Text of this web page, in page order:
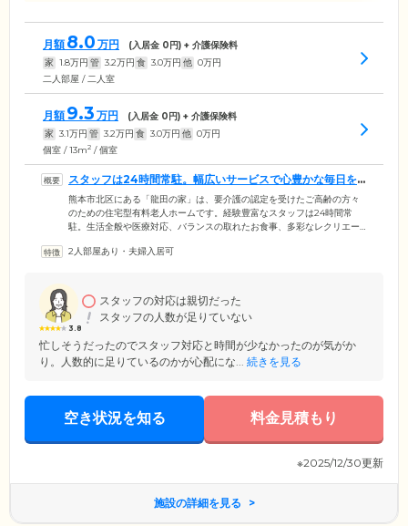
月額 8.0 万円 (入居金 0円) + 介護保険料
家 1.8万円 管 3.2万円 食 3.0万円 他 0万円
二人部屋 / 二人室
月額 9.3 万円 (入居金 0円) + 介護保険料
家 3.1万円 管 3.2万円 食 3.0万円 他 0万円
個室 / 13m2 / 個室
スタッフは24時間常駐。幅広いサービスで心豊かな毎日を
支援します
熊本市北区にある「龍田の家」は、要介護の認定を受けたご高齢の方々
のための住宅型有料老人ホームです。経験豊富なスタッフは24時間常
駐。生活全般や医療対応、バランスの取れたお食事、多彩なレクリエー
す。館内は段差をなくして、随所に手すりを設置したバリアフリー設計
をお過ごしいただけます。そのほか敷地内には広々とした駐車場を設け
ており、お車でご来訪の際も便利な環境です。
2人部屋あり・夫婦入居可
3.8
スタッフの対応は親切だった
スタッフの人数が足りていない
忙しそうだったのでスタッフ対応と時間が少なかったのが気がか
り。人数的に足りているのかが心配にな... 続きを見る
空き状況を知る 料金見積もり
※2025/12/30更新
施設の詳細を見る